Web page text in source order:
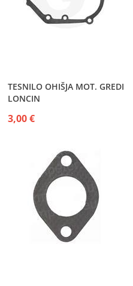
TESNILO OHIŠJA MOT. GREDI
LONCIN
3,00 €